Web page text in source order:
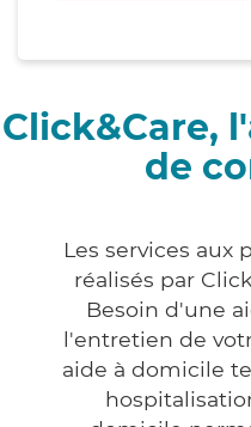
Click&Care,
de
Les services aux
réalisés par
Besoin d'une
l'entretien de
aide à domicile